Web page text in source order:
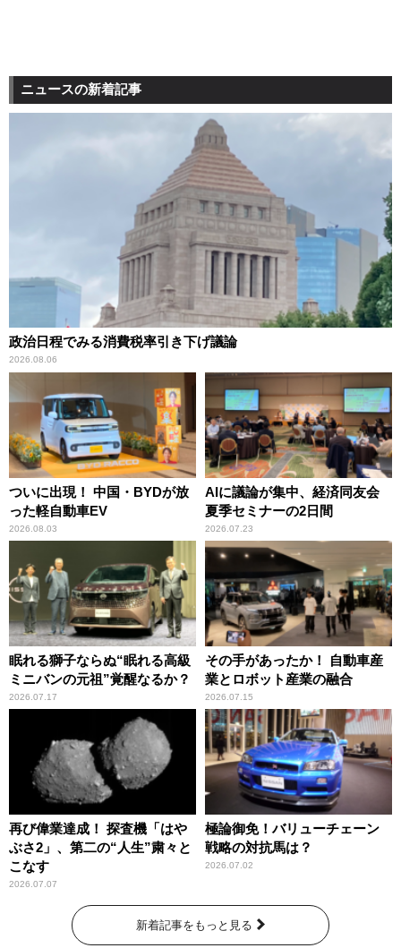
ニュースの新着記事
政治日程でみる消費税率引き下げ議論
2026.08.06
ついに出現！ 中国・BYDが放
った軽自動車EV
2026.08.03
AIに議論が集中、経済同友会
夏季セミナーの2日間
2026.07.23
眠れる獅子ならぬ“眠れる高級
ミニバンの元祖”覚醒なるか？
2026.07.17
その手があったか！ 自動車産
業とロボット産業の融合
2026.07.15
再び偉業達成！ 探査機「はや
ぶさ2」、第二の“人生”粛々と
こなす
2026.07.07
極論御免！バリューチェーン
戦略の対抗馬は？
2026.07.02
新着記事をもっと見る